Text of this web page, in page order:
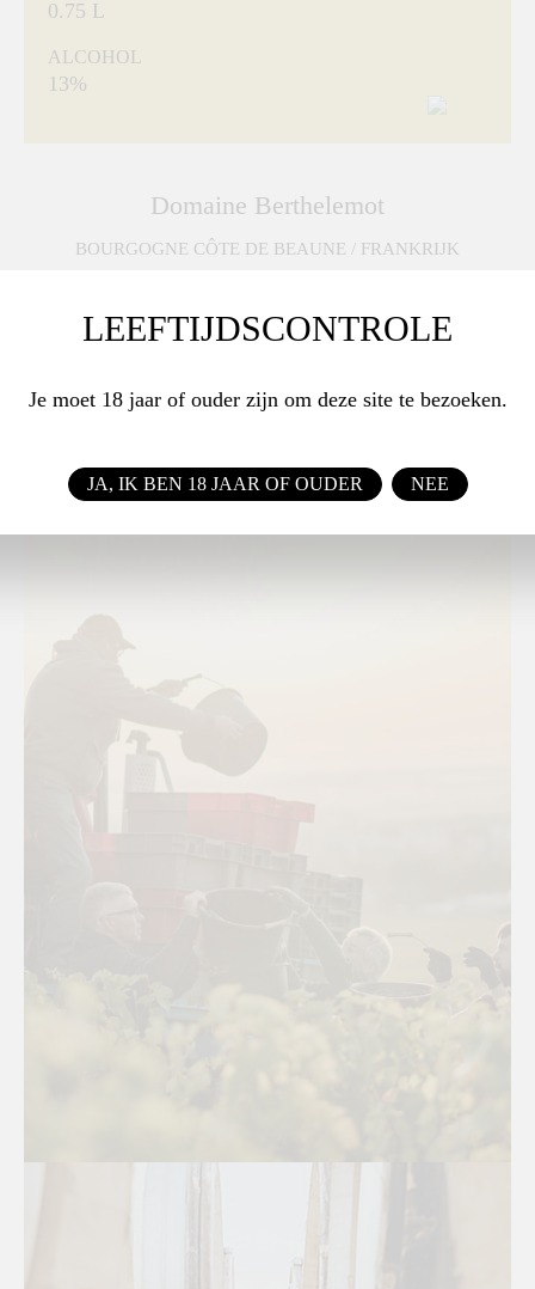
0.75 L
ALCOHOL
13%
Domaine Berthelemot
BOURGOGNE CÔTE DE BEAUNE / FRANKRIJK
LEEFTIJDSCONTROLE
Je moet 18 jaar of ouder zijn om deze site te bezoeken.
JA, IK BEN 18 JAAR OF OUDER NEE